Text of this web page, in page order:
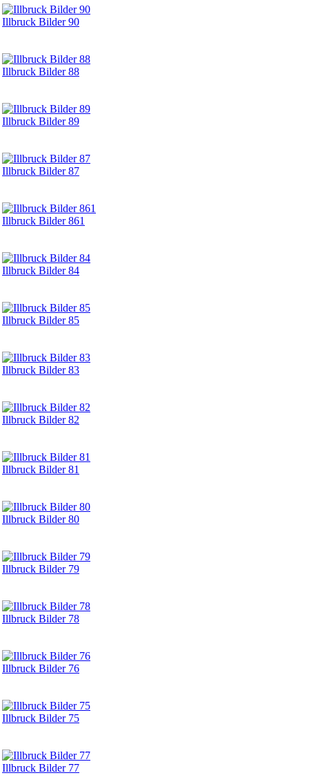
Illbruck Bilder 90
Illbruck Bilder 88
Illbruck Bilder 89
Illbruck Bilder 87
Illbruck Bilder 861
Illbruck Bilder 84
Illbruck Bilder 85
Illbruck Bilder 83
Illbruck Bilder 82
Illbruck Bilder 81
Illbruck Bilder 80
Illbruck Bilder 79
Illbruck Bilder 78
Illbruck Bilder 76
Illbruck Bilder 75
Illbruck Bilder 77